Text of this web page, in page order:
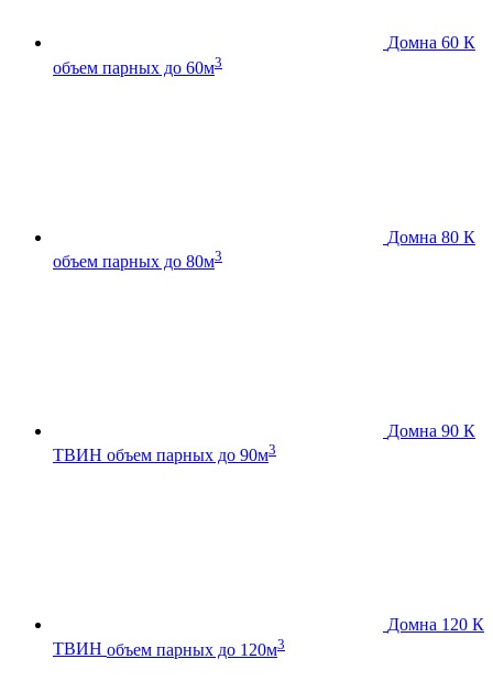
Домна 60 К
объем парных до 60м3
Домна 80 К
объем парных до 80м3
Домна 90 К
ТВИН объем парных до 90м3
Домна 120 К
ТВИН объем парных до 120м3